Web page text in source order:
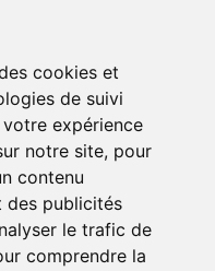
cookies et
de suivi
expérience
notre site, pour
contenu
des publicités
le trafic de
comprendre la
s’en souviennent, le
ce phénomène et
depuis.